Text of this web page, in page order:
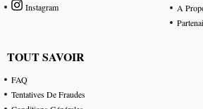
Instagram
A
TOUT SAVOIR
FAQ
Tentatives De Fraudes